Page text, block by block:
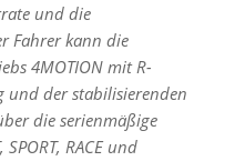
und die
Fahrer kann die
4MOTION mit R-
und der stabilisierenden
die serienmäßige
RACE und